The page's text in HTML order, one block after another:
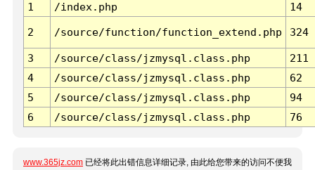
1
/index.php 14
2 /source/function/function_extend.php 324
3 /source/class/jzmysql.class.php
211
4
/source/class/jzmysql.class.php
62
5
/source/class/jzmysql.class.php
94
6
/source/class/jzmysql.class.php 76
www.365jz.com 已经将此出错信息详细记录, 由此给您带来的访问不便我